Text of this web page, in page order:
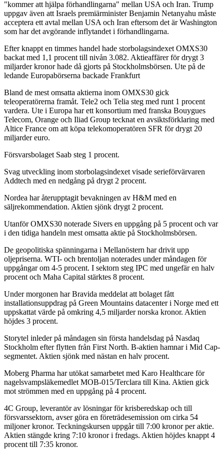
"kommer att hjälpa förhandlingarna" mellan USA och Iran. Trump
uppgav även att Israels premiärminister Benjamin Netanyahu måste
acceptera ett avtal mellan USA och Iran eftersom det är Washington
som har det avgörande inflytandet i förhandlingarna.
Efter knappt en timmes handel hade storbolagsindexet OMXS30
backat med 1,1 procent till nivån 3.082. Aktieaffärer för drygt 3
miljarder kronor hade då gjorts på Stockholmsbörsen. Ute på de
ledande Europabörserna backade Frankfurt
Bland de mest omsatta aktierna inom OMXS30 gick
teleoperatörerna framåt. Tele2 och Telia steg med runt 1 procent
vardera. Ute i Europa har ett konsortium med franska Bouygues
Telecom, Orange och Iliad Group tecknat en avsiktsförklaring med
Altice France om att köpa telekomoperatören SFR för drygt 20
miljarder euro.
Försvarsbolaget Saab steg 1 procent.
Svag utveckling inom storbolagsindexet visade serieförvärvaren
Addtech med en nedgång på drygt 2 procent.
Nordea har återupptagit bevakningen av H&M med en
säljrekommendation. Aktien sjönk drygt 2 procent.
Utanför OMXS30 noterade Sivers en uppgång på 5 procent och var
i den tidiga handeln mest omsatta aktie på Stockholmsbörsen.
De geopolitiska spänningarna i Mellanöstern har drivit upp
oljepriserna. WTI- och brentoljan noterades under måndagen för
uppgångar om 4-5 procent. I sektorn steg IPC med ungefär en halv
procent och Maha Capital stärktes 8 procent.
Under morgonen har Bravida meddelat att bolaget fått
installationsuppdrag på Green Mountains datacenter i Norge med ett
uppskattat värde på omkring 4,5 miljarder norska kronor. Aktien
höjdes 3 procent.
Storytel inleder på måndagen sin första handelsdag på Nasdaq
Stockholm efter flytten från First North. B-aktien hamnar i Mid Cap-
segmentet. Aktien sjönk med nästan en halv procent.
Moberg Pharma har utökat samarbetet med Karo Healthcare för
nagelsvampsläkemedlet MOB-015/Terclara till Kina. Aktien gick
mot strömmen med en uppgång på 4 procent.
4C Group, leverantör av lösningar för krisberedskap och till
försvarssektorn, avser göra en företrädesemission om cirka 54
miljoner kronor. Teckningskursen uppgår till 7:00 kronor per aktie.
Aktien stängde kring 7:10 kronor i fredags. Aktien höjdes knappt 4
procent till 7:35 kronor.